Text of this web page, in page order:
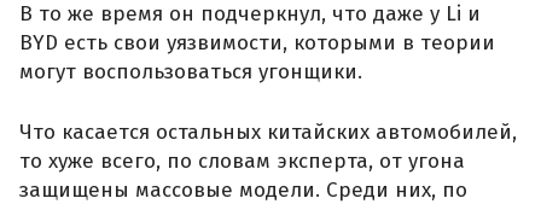
В то же время он подчеркнул, что даже у Li и
BYD есть свои уязвимости, которыми в теории
могут воспользоваться угонщики.
Что касается остальных китайских автомобилей,
то хуже всего, по словам эксперта, от угона
защищены массовые модели. Среди них, по